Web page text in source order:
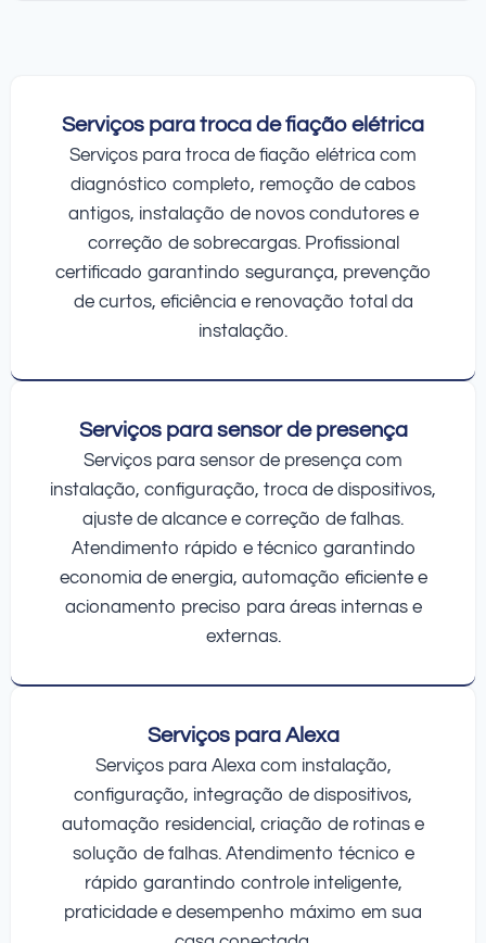
Serviços para troca de fiação elétrica
Serviços para troca de fiação elétrica com
diagnóstico completo, remoção de cabos
antigos, instalação de novos condutores e
correção de sobrecargas. Profissional
certificado garantindo segurança, prevenção
de curtos, eficiência e renovação total da
instalação.
Serviços para sensor de presença
Serviços para sensor de presença com
instalação, configuração, troca de dispositivos,
ajuste de alcance e correção de falhas.
Atendimento rápido e técnico garantindo
economia de energia, automação eficiente e
acionamento preciso para áreas internas e
externas.
Serviços para Alexa
Serviços para Alexa com instalação,
configuração, integração de dispositivos,
automação residencial, criação de rotinas e
solução de falhas. Atendimento técnico e
rápido garantindo controle inteligente,
praticidade e desempenho máximo em sua